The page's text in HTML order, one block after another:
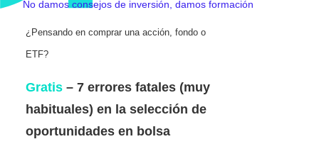
No damos consejos de inversión, damos formación
¿Pensando en comprar una acción, fondo o
ETF?
Gratis – 7 errores fatales (muy
habituales) en la selección de
oportunidades en bolsa